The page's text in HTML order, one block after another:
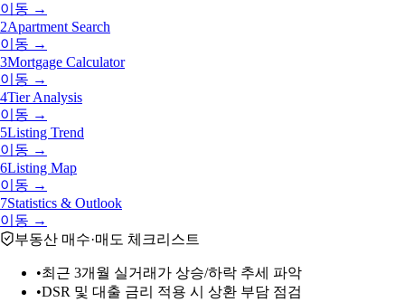
이동 →
2Apartment Search
이동 →
3Mortgage Calculator
이동 →
4Tier Analysis
이동 →
5Listing Trend
이동 →
6Listing Map
이동 →
7Statistics & Outlook
이동 →
부동산 매수·매도 체크리스트
•최근 3개월 실거래가 상승/하락 추세 파악
•DSR 및 대출 금리 적용 시 상환 부담 점검